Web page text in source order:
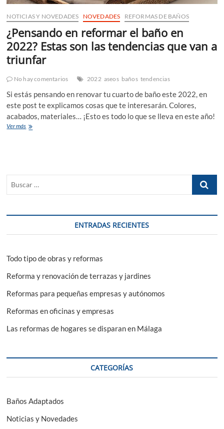
NOTICIAS Y NOVEDADES NOVEDADES REFORMAS DE BAÑOS
¿Pensando en reformar el baño en
2022? Estas son las tendencias que van a
triunfar
No hay comentarios 2022 aseos baños tendencias
Si estás pensando en renovar tu cuarto de baño este 2022, en
este post te explicamos cosas que te interesarán. Colores,
acabados, materiales… ¡Esto es todo lo que se lleva en este año!
Ver más¿Pensando
Estas
son
tendencias
van
Buscar
ENTRADAS RECIENTES
Todo tipo de obras y reformas
Reforma y renovación de terrazas y jardines
Reformas para pequeñas empresas y autónomos
Reformas en oficinas y empresas
Las reformas de hogares se disparan en Málaga
CATEGORÍAS
Baños Adaptados
Noticias y Novedades